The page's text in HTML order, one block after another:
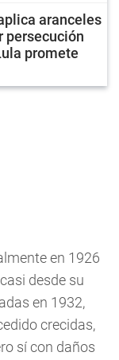
aranceles
persecución
promete
en 1926
desde su
en 1932,
crecidas,
sí con daños